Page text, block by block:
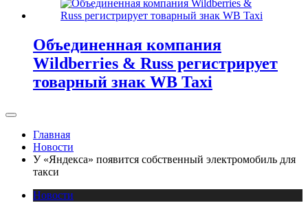
Объединенная компания
Wildberries & Russ регистрирует
товарный знак WB Taxi
Главная
Новости
У «Яндекса» появится собственный электромобиль для
такси
Новости